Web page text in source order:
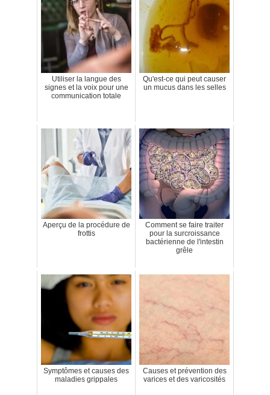
Utiliser la langue des
signes et la voix pour une
communication totale
Qu'est-ce qui peut causer
un mucus dans les selles
Aperçu de la procédure de
frottis
Comment se faire traiter
pour la surcroissance
bactérienne de l'intestin
grêle
Symptômes et causes des
maladies grippales
Causes et prévention des
varices et des varicosités